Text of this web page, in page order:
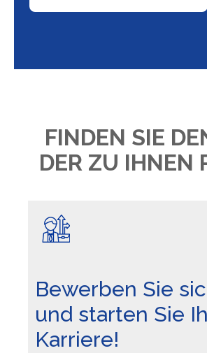
FINDEN SIE
DER ZU IHNEN
Bewerben Sie
und starten Sie
Karriere!